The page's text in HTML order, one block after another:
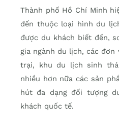
Thành phố Hồ Chí Minh
đến thuộc loại hình du
được du khách biết đến,
gia ngành du lịch, các
trại, khu du lịch sinh
nhiều hơn nữa các sản
hút đa dạng đối tượng
khách quốc tế.